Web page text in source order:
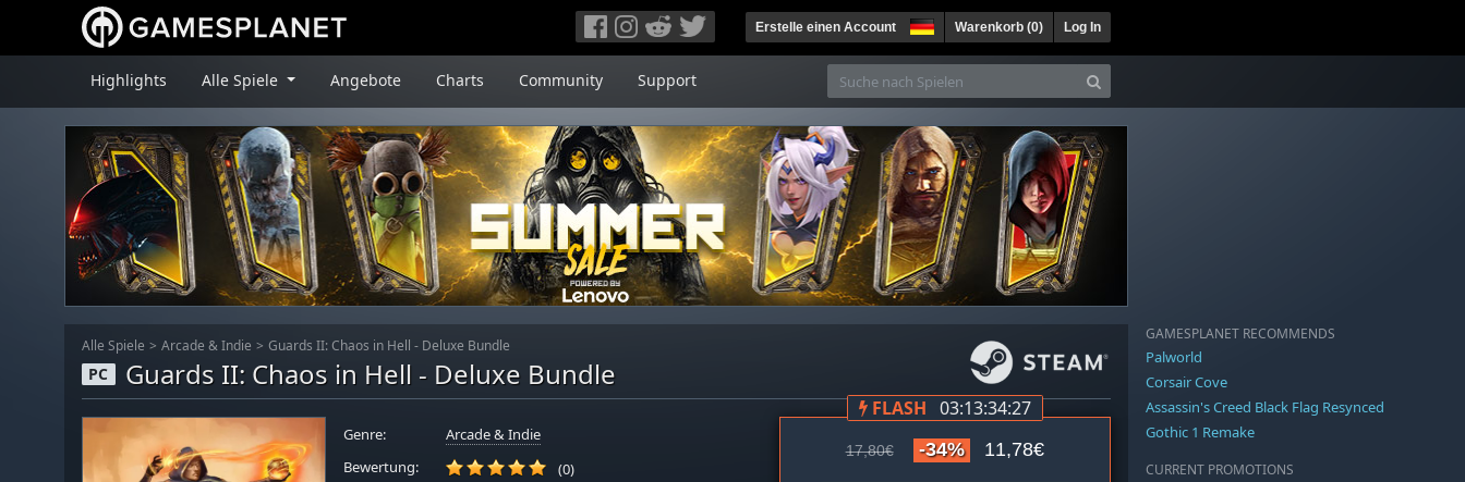
Erstelle einen Account Warenkorb (0) Log In
Highlights Alle Spiele Angebote Charts Community Support
Alle Spiele Arcade & Indie Guards II: Chaos in Hell - Deluxe Bundle
PC Guards II: Chaos in Hell - Deluxe Bundle
Genre:
Arcade & Indie
Bewertung:
(0)
FLASH 03:13:34:27
17,80€ -34% 11,78€
GAMESPLANET RECOMMENDS
Palworld
Corsair Cove
Assassin's Creed Black Flag Resynced
Gothic 1 Remake
CURRENT PROMOTIONS